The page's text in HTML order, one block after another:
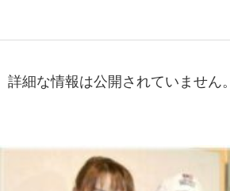
細な情報は公開されていませ